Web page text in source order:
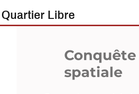
Quartier Libre
Conquête
spatiale